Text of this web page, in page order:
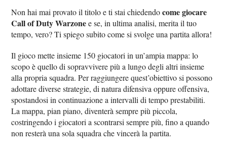
Non hai mai provato il titolo e ti stai chiedendocome giocare
Call of Duty Warzonee se, in ultima analisi, merita il tuo
tempo, vero? Ti spiego subito come si svolge una partita allora!
Il gioco mette insieme 150 giocatori in un’ampia mappa: lo
scopo è quello di sopravvivere più a lungo degli altri insieme
alla propria squadra. Per raggiungere quest’obiettivo si possono
adottare diverse strategie, di natura difensiva oppure offensiva,
spostandosi in continuazione a intervalli di tempo prestabiliti.
La mappa, pian piano, diventerà sempre più piccola,
costringendo i giocatori a scontrarsi sempre più, fino a quando
non resterà una sola squadra che vincerà la partita.